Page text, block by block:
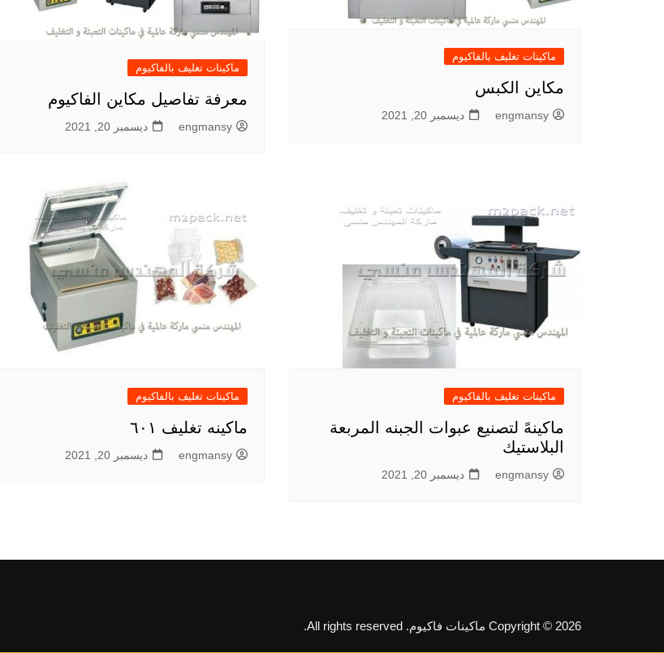
ماكينات تغليف بالفاكيوم
مكاين الكبس
engmansy ديسمبر 20, 2021
ماكينات تغليف بالفاكيوم
معرفة تفاصيل مكاين الفاكيوم
engmansy ديسمبر 20, 2021
ماكينات تغليف بالفاكيوم
ماكينهً لتصنيع عبوات الجبنه المربعة
البلاستيك
engmansy ديسمبر 20, 2021
ماكينات تغليف بالفاكيوم
ماكينه تغليف ٦٠١
engmansy ديسمبر 20, 2021
Copyright © 2026 ماكينات فاكيوم. All rights reserved.